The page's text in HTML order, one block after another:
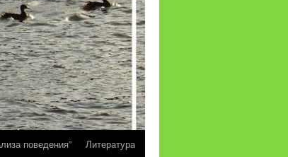
поведения”
Литература